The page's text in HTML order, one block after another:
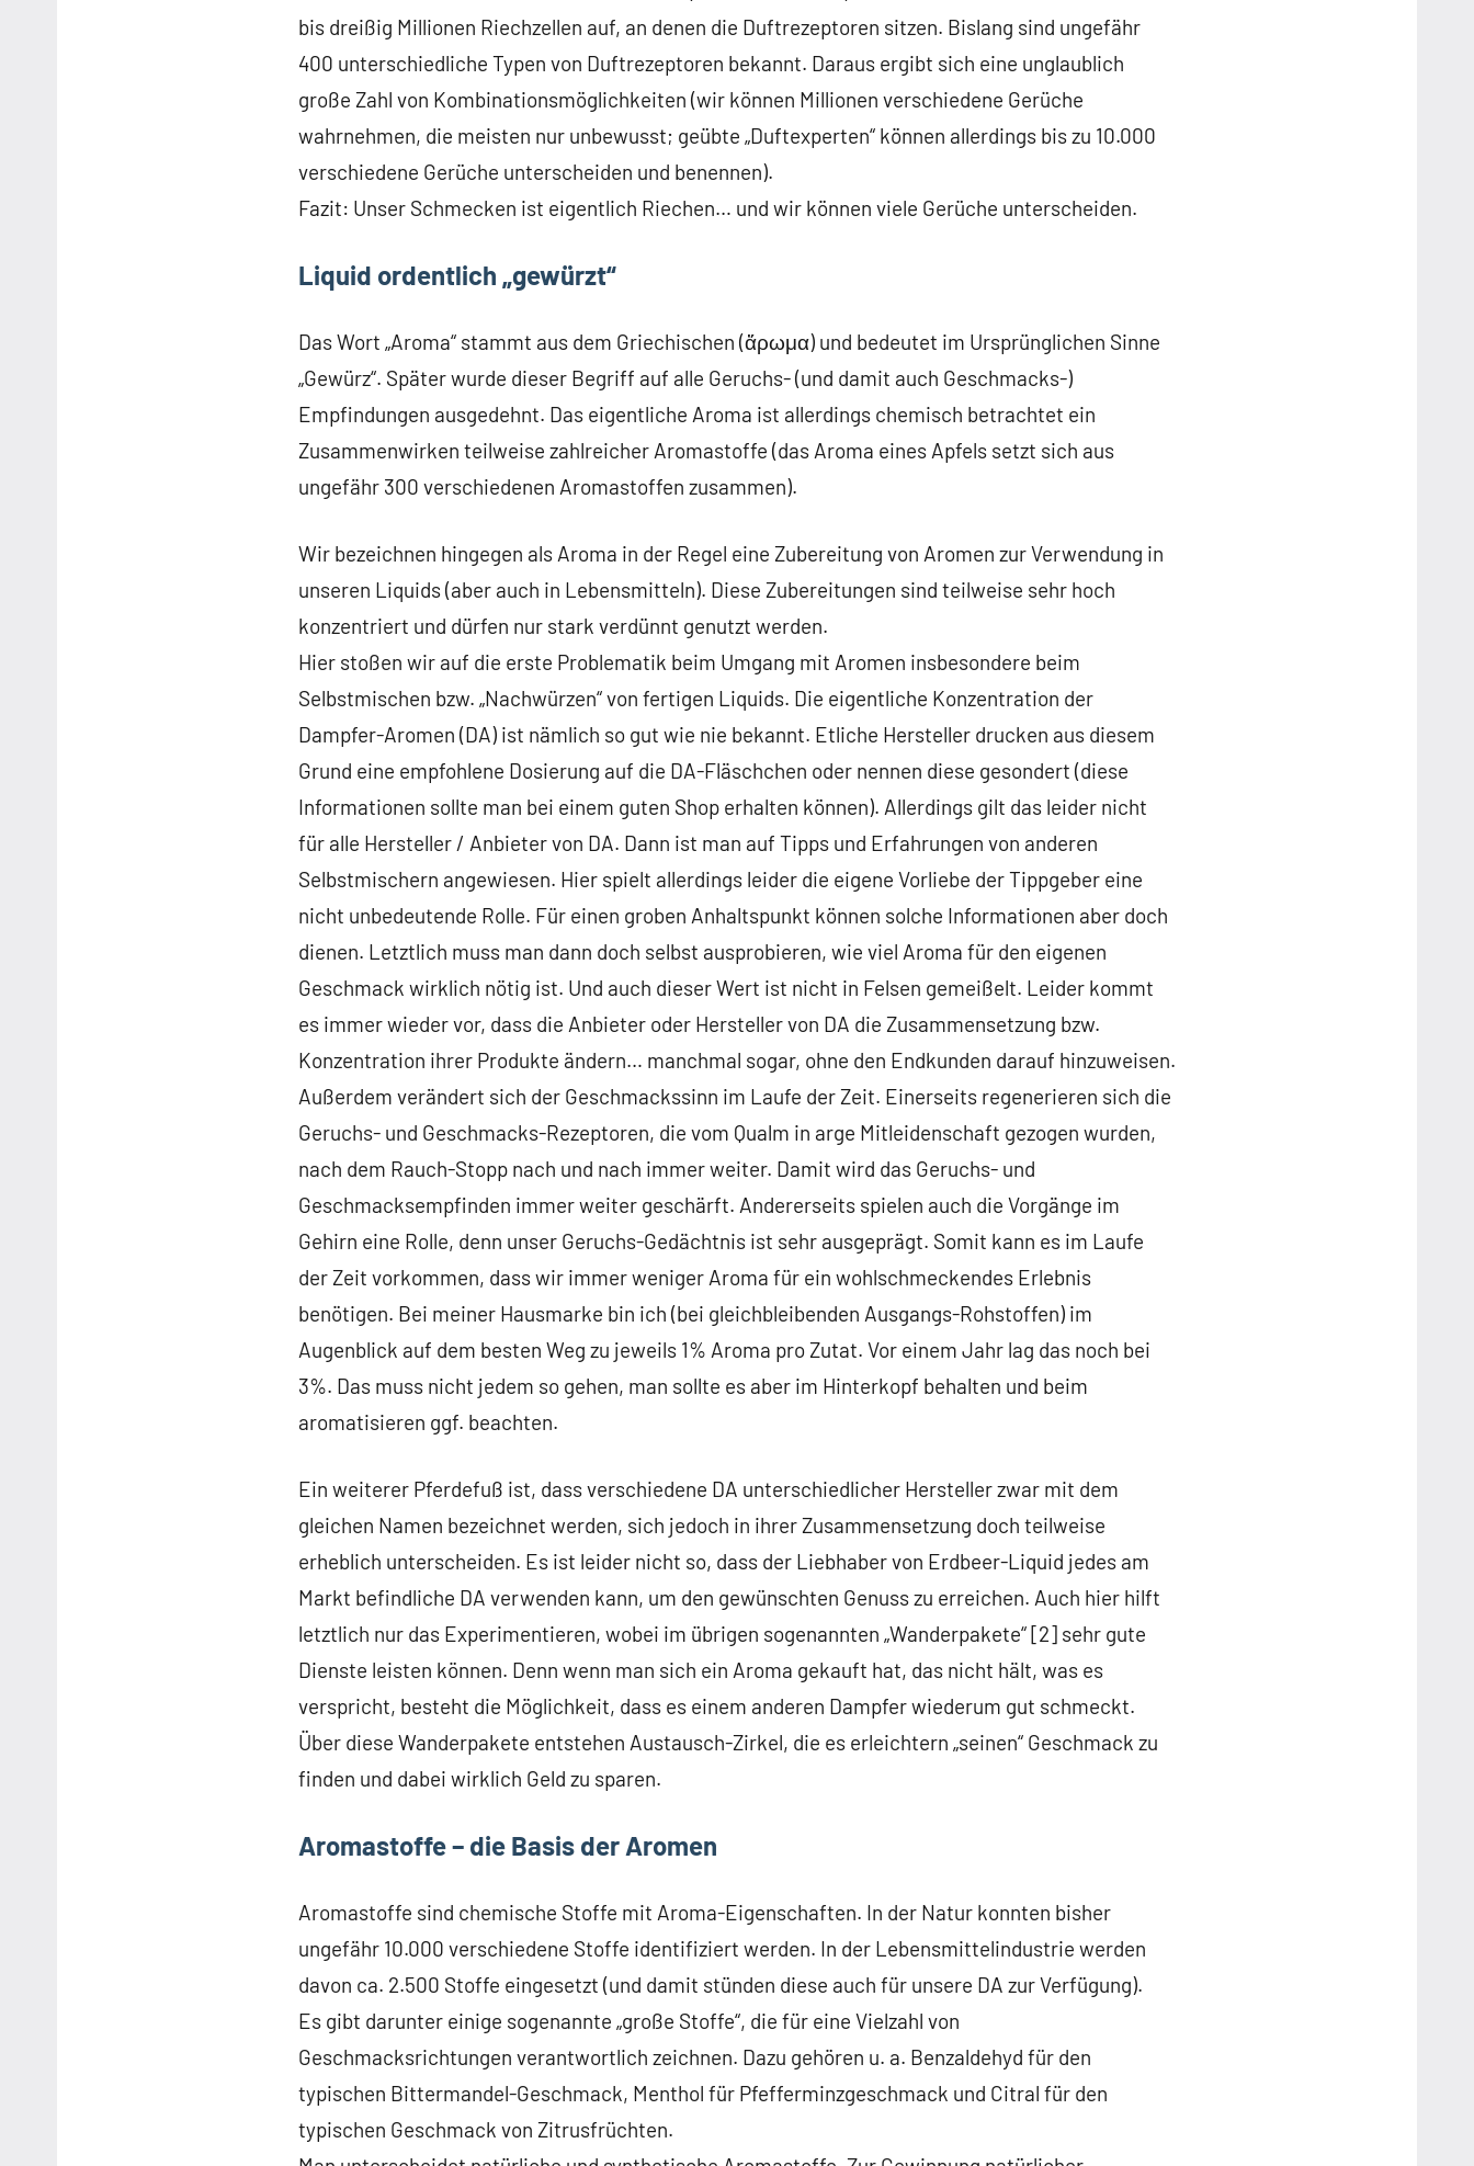
bis dreißig Millionen Riechzellen auf, an denen die Duftrezeptoren sitzen. Bislang sind ungefähr
400 unterschiedliche Typen von Duftrezeptoren bekannt. Daraus ergibt sich eine unglaublich
große Zahl von Kombinationsmöglichkeiten (wir können Millionen verschiedene Gerüche
wahrnehmen, die meisten nur unbewusst; geübte „Duftexperten“ können allerdings bis zu 10.000
verschiedene Gerüche unterscheiden und benennen).
Fazit: Unser Schmecken ist eigentlich Riechen… und wir können viele Gerüche unterscheiden.
Liquid ordentlich „gewürzt“
Das Wort „Aroma“ stammt aus dem Griechischen (ἄρωμα) und bedeutet im Ursprünglichen Sinne
„Gewürz“. Später wurde dieser Begriff auf alle Geruchs- (und damit auch Geschmacks-)
Empfindungen ausgedehnt. Das eigentliche Aroma ist allerdings chemisch betrachtet ein
Zusammenwirken teilweise zahlreicher Aromastoffe (das Aroma eines Apfels setzt sich aus
ungefähr 300 verschiedenen Aromastoffen zusammen).
Wir bezeichnen hingegen als Aroma in der Regel eine Zubereitung von Aromen zur Verwendung in
unseren Liquids (aber auch in Lebensmitteln). Diese Zubereitungen sind teilweise sehr hoch
konzentriert und dürfen nur stark verdünnt genutzt werden.
Hier stoßen wir auf die erste Problematik beim Umgang mit Aromen insbesondere beim
Selbstmischen bzw. „Nachwürzen“ von fertigen Liquids. Die eigentliche Konzentration der
Dampfer-Aromen (DA) ist nämlich so gut wie nie bekannt. Etliche Hersteller drucken aus diesem
Grund eine empfohlene Dosierung auf die DA-Fläschchen oder nennen diese gesondert (diese
Informationen sollte man bei einem guten Shop erhalten können). Allerdings gilt das leider nicht
für alle Hersteller / Anbieter von DA. Dann ist man auf Tipps und Erfahrungen von anderen
Selbstmischern angewiesen. Hier spielt allerdings leider die eigene Vorliebe der Tippgeber eine
nicht unbedeutende Rolle. Für einen groben Anhaltspunkt können solche Informationen aber doch
dienen. Letztlich muss man dann doch selbst ausprobieren, wie viel Aroma für den eigenen
Geschmack wirklich nötig ist. Und auch dieser Wert ist nicht in Felsen gemeißelt. Leider kommt
es immer wieder vor, dass die Anbieter oder Hersteller von DA die Zusammensetzung bzw.
Konzentration ihrer Produkte ändern… manchmal sogar, ohne den Endkunden darauf hinzuweisen.
Außerdem verändert sich der Geschmackssinn im Laufe der Zeit. Einerseits regenerieren sich die
Geruchs- und Geschmacks-Rezeptoren, die vom Qualm in arge Mitleidenschaft gezogen wurden,
nach dem Rauch-Stopp nach und nach immer weiter. Damit wird das Geruchs- und
Geschmacksempfinden immer weiter geschärft. Andererseits spielen auch die Vorgänge im
Gehirn eine Rolle, denn unser Geruchs-Gedächtnis ist sehr ausgeprägt. Somit kann es im Laufe
der Zeit vorkommen, dass wir immer weniger Aroma für ein wohlschmeckendes Erlebnis
benötigen. Bei meiner Hausmarke bin ich (bei gleichbleibenden Ausgangs-Rohstoffen) im
Augenblick auf dem besten Weg zu jeweils 1% Aroma pro Zutat. Vor einem Jahr lag das noch bei
3%. Das muss nicht jedem so gehen, man sollte es aber im Hinterkopf behalten und beim
aromatisieren ggf. beachten.
Ein weiterer Pferdefuß ist, dass verschiedene DA unterschiedlicher Hersteller zwar mit dem
gleichen Namen bezeichnet werden, sich jedoch in ihrer Zusammensetzung doch teilweise
erheblich unterscheiden. Es ist leider nicht so, dass der Liebhaber von Erdbeer-Liquid jedes am
Markt befindliche DA verwenden kann, um den gewünschten Genuss zu erreichen. Auch hier hilft
letztlich nur das Experimentieren, wobei im übrigen sogenannten „Wanderpakete“ [2] sehr gute
Dienste leisten können. Denn wenn man sich ein Aroma gekauft hat, das nicht hält, was es
verspricht, besteht die Möglichkeit, dass es einem anderen Dampfer wiederum gut schmeckt.
Über diese Wanderpakete entstehen Austausch-Zirkel, die es erleichtern „seinen“ Geschmack zu
finden und dabei wirklich Geld zu sparen.
Aromastoffe – die Basis der Aromen
Aromastoffe sind chemische Stoffe mit Aroma-Eigenschaften. In der Natur konnten bisher
ungefähr 10.000 verschiedene Stoffe identifiziert werden. In der Lebensmittelindustrie werden
davon ca. 2.500 Stoffe eingesetzt (und damit stünden diese auch für unsere DA zur Verfügung).
Es gibt darunter einige sogenannte „große Stoffe“, die für eine Vielzahl von
Geschmacksrichtungen verantwortlich zeichnen. Dazu gehören u. a. Benzaldehyd für den
typischen Bittermandel-Geschmack, Menthol für Pfefferminzgeschmack und Citral für den
typischen Geschmack von Zitrusfrüchten.